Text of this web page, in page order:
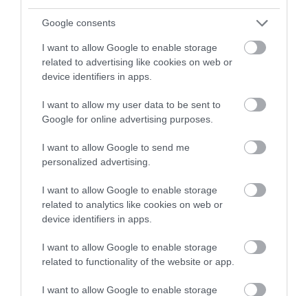
Google consents
I want to allow Google to enable storage
related to advertising like cookies on web or
device identifiers in apps.
I want to allow my user data to be sent to
Google for online advertising purposes.
I want to allow Google to send me
personalized advertising.
I want to allow Google to enable storage
related to analytics like cookies on web or
device identifiers in apps.
I want to allow Google to enable storage
related to functionality of the website or app.
I want to allow Google to enable storage